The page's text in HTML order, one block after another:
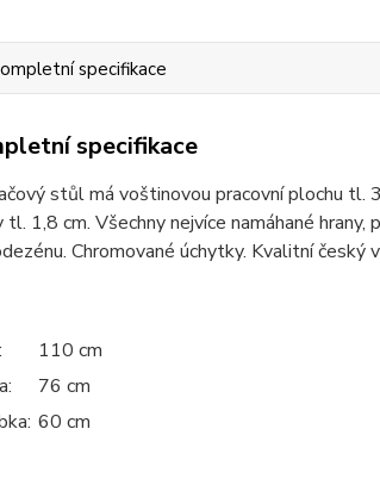
specifikace
specifikace
stůl má voštinovou pracovní plochu tl.
tl. 1,8 cm. Všechny nejvíce namáhané
Chromované úchytky. Kvalitní český
110 cm
76 cm
60 cm